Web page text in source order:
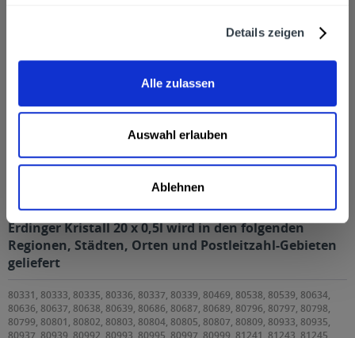
Details zeigen
Alle zulassen
Auswahl erlauben
Ablehnen
Erdinger Kristall 20 x 0,5l
Erdinger Kristall 20 x 0,5l wird in den folgenden
Regionen, Städten, Orten und Postleitzahl-Gebieten
geliefert
80331, 80333, 80335, 80336, 80337, 80339, 80469, 80538, 80539, 80634,
80636, 80637, 80638, 80639, 80686, 80687, 80689, 80796, 80797, 80798,
80799, 80801, 80802, 80803, 80804, 80805, 80807, 80809, 80933, 80935,
80937, 80939, 80992, 80993, 80995, 80997, 80999, 81241, 81243, 81245,